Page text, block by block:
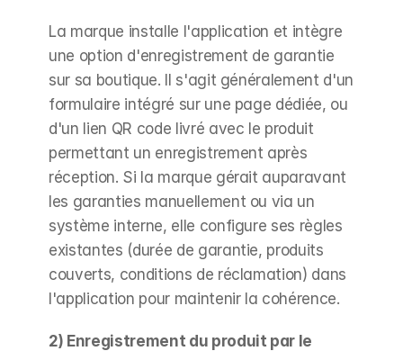
La marque installe l'application et intègre
une option d'enregistrement de garantie
sur sa boutique. Il s'agit généralement d'un
formulaire intégré sur une page dédiée, ou
d'un lien QR code livré avec le produit
permettant un enregistrement après
réception. Si la marque gérait auparavant
les garanties manuellement ou via un
système interne, elle configure ses règles
existantes (durée de garantie, produits
couverts, conditions de réclamation) dans
l'application pour maintenir la cohérence.
2) Enregistrement du produit par le